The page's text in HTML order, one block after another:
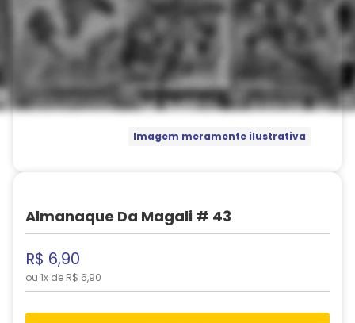
Imagem meramente ilustrativa
Almanaque Da Magali # 43
R$ 6,90
ou 1x de R$ 6,90